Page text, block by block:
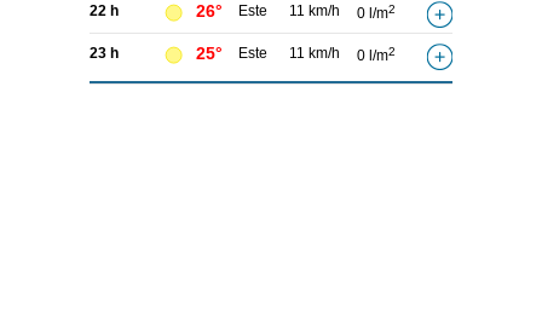
22 h 26° Este 11 km/h 0 l/m2
23 h 25° Este 11 km/h 0 l/m2